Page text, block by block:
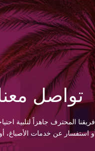
تواصل
المحترف جاهزاً لتلبية
عن خدمات الأصباغ،